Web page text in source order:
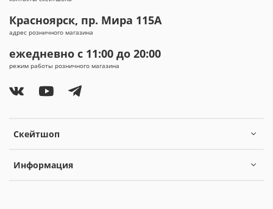
Скейтшоп
Информация
Красноярск, пр. Мира 115А
адрес розничного магазина
ежедневно с 11:00 до 20:00
режим работы розничного магазина